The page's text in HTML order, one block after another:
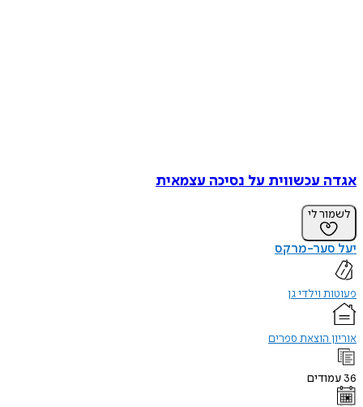
אגדה עכשווית על נסיכה עצמאית
לשמור לי
יעל סער-מרקס
פעוטות וילדי גן
אוריון הוצאת ספרים
36 עמודים